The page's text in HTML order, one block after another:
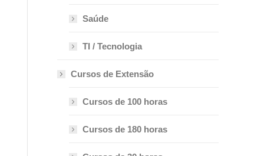
Saúde
TI / Tecnologia
Cursos de Extensão
Cursos de 100 horas
Cursos de 180 horas